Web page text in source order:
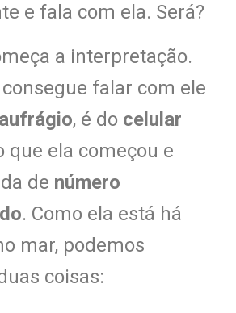
e fala com ela. Será?
a interpretação.
falar com ele
, é do celular
que ela começou e
de número
. Como ela está há
mar, podemos
coisas: